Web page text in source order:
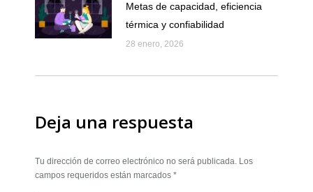
Metas de capacidad, eficiencia
térmica y confiabilidad
28 enero, 2026
Deja una respuesta
Tu dirección de correo electrónico no será publicada. Los
campos requeridos están marcados *